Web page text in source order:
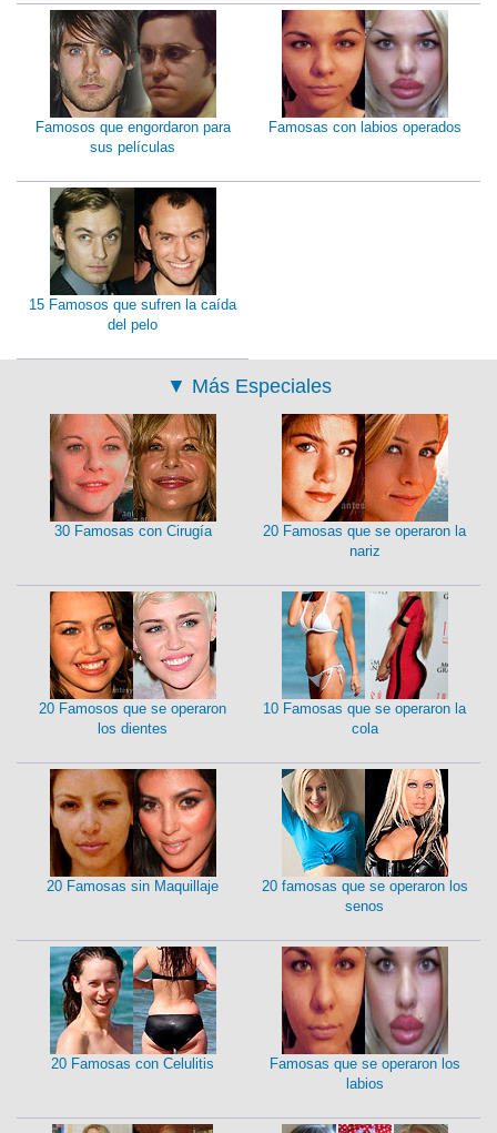
Famosos que engordaron para
sus películas
Famosas con labios operados
15 Famosos que sufren la caída
del pelo
▼ Más Especiales
30 Famosas con Cirugía
20 Famosas que se operaron la
nariz
20 Famosos que se operaron
los dientes
10 Famosas que se operaron la
cola
20 Famosas sin Maquillaje
20 famosas que se operaron los
senos
20 Famosas con Celulitis
Famosas que se operaron los
labios